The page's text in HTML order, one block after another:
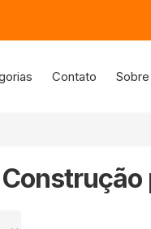
Contato